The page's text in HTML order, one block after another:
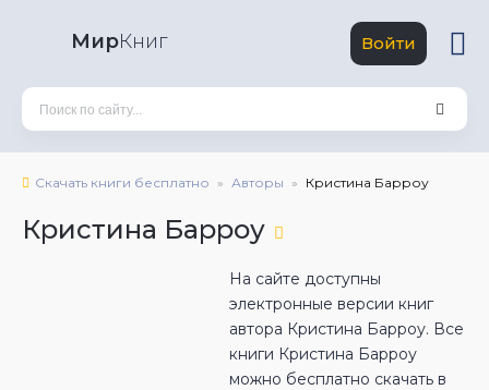
МирКниг Войти
Скачать книги бесплатно Авторы Кристина Барроу
Кристина Барроу
На сайте доступны
электронные версии книг
автора Кристина Барроу. Все
книги Кристина Барроу
можно бесплатно скачать в